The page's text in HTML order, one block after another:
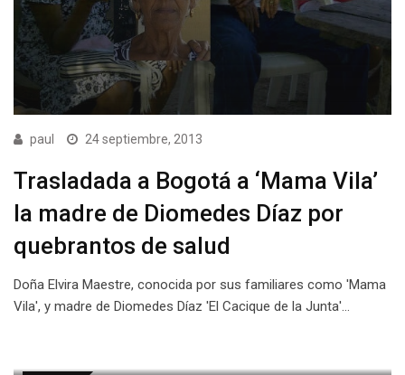
paul 24 septiembre, 2013
Trasladada a Bogotá a ‘Mama Vila’
la madre de Diomedes Díaz por
quebrantos de salud
Doña Elvira Maestre, conocida por sus familiares como 'Mama
Vila', y madre de Diomedes Díaz 'El Cacique de la Junta'…